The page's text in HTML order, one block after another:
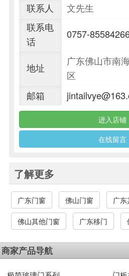
联系人
文先生
联系电
话
0757-
地址
广东佛山市南
区
邮箱
进入店铺
在线留言
了解更多
广东门窗 佛山门窗 广
佛山其他门窗 广东移门
商家产品导航